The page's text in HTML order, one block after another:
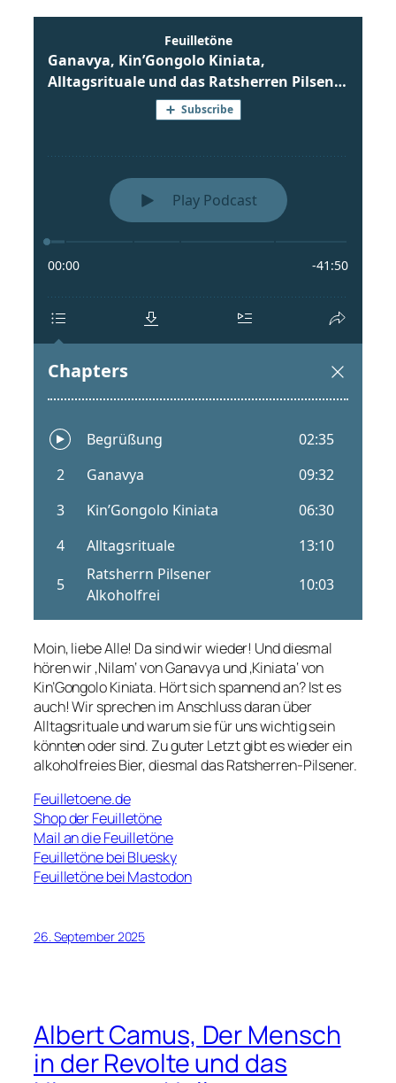
Moin, liebe Alle! Da sind wir wieder! Und diesmal
hören wir ‚Nilam‘ von Ganavya und ‚Kiniata‘ von
Kin’Gongolo Kiniata. Hört sich spannend an? Ist es
auch! Wir sprechen im Anschluss daran über
Alltagsrituale und warum sie für uns wichtig sein
könnten oder sind. Zu guter Letzt gibt es wieder ein
alkoholfreies Bier, diesmal das Ratsherren-Pilsener.
Feuilletoene.de
Shop der Feuilletöne
Mail an die Feuilletöne
Feuilletöne bei Bluesky
Feuilletöne bei Mastodon
26. September 2025
Albert Camus, Der Mensch
in der Revolte und das